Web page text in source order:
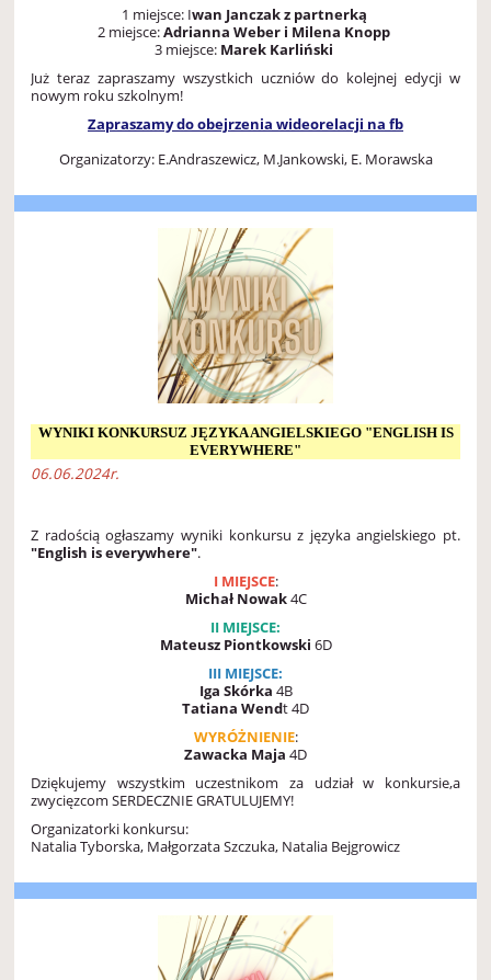
1 miejsce: Iwan Janczak z partnerką
2 miejsce:Adrianna Weber i Milena Knopp
3 miejsce: Marek Karliński
Już teraz zapraszamy wszystkich uczniów do kolejnej edycji w
nowym roku szkolnym!
Zapraszamy do obejrzenia wideorelacji na fb
Organizatorzy: E.Andraszewicz, M.Jankowski, E. Morawska
WYNIKI KONKURSUZ JĘZYKA ANGIELSKIEGO "ENGLISH IS
EVERYWHERE"
06.06.2024r.
Z radością ogłaszamy wyniki konkursuz języka angielskiego pt.
"English is everywhere".
I MIEJSCE:
Michał Nowak4C
II MIEJSCE:
Mateusz Piontkowski 6D
III MIEJSCE:
Iga Skórka 4B
Tatiana Wendt 4D
WYRÓŻNIENIE:
Zawacka Maja 4D
Dziękujemy wszystkim uczestnikom za udział w konkursie,a
zwycięzcomSERDECZNIE GRATULUJEMY!
Organizatorki konkursu:
Natalia Tyborska, Małgorzata Szczuka, Natalia Bejgrowicz